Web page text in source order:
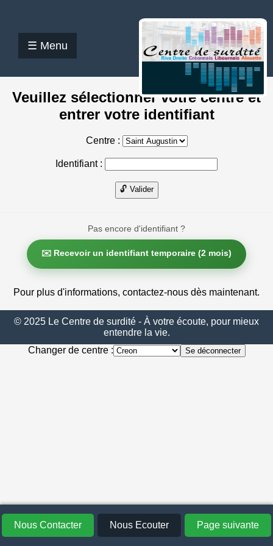
☰ Menu
Veuillez sélectionner votre centre et
entrer votre identifiant
Centre :
Identifiant :
🔓 Valider
Pas encore d'identifiant ?
✉️ Recevoir un identifiant temporaire (2 mois)
Pour plus d'informations, contactez-nous dès maintenant.
© 2025 Le Centre de surdité - À votre écoute, pour mieux
entendre la vie.
Nous Contacter Nous Ecouter Page suivante
Changer de centre : Se déconnecter